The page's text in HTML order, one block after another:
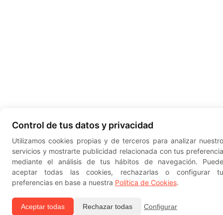
Control de tus datos y privacidad
Utilizamos cookies propias y de terceros para analizar
servicios y mostrarte publicidad relacionada con tus
mediante el análisis de tus hábitos de navegación.
aceptar todas las cookies, rechazarlas o configurar
preferencias en base a nuestra Política de Cookies.
Aceptar todas Rechazar todas Configurar